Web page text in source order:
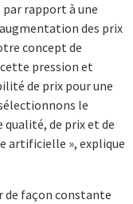
par rapport à une
des prix
concept de
pression et
de prix pour une
le
de prix et de
artificielle », explique
de façon constante